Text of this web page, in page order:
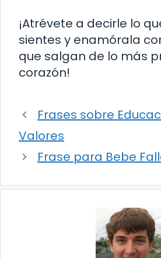
¡Atrévete a decirle lo
sientes y enamórala
que salgan de lo más
corazón!
Frases sobre
Valores
Frase para Bebe